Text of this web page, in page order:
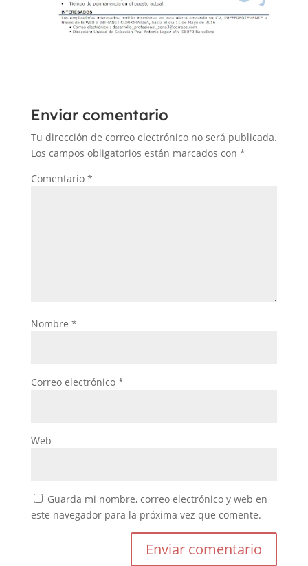
Enviar comentario
Tu dirección de correo electrónico no será publicada.
Los campos obligatorios están marcados con *
Comentario *
Nombre *
Correo electrónico *
Web
Guarda mi nombre, correo electrónico y web en
este navegador para la próxima vez que comente.